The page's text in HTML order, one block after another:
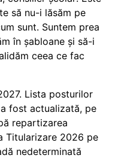
să nu-i lăsăm pe
sunt. Suntem prea
în șabloane și să-i
ceea ce fac
Lista posturilor
fost actualizată, pe
repartizarea
Titularizare 2026 pe
nedeterminată